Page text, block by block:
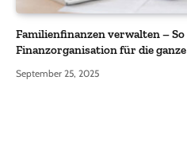
Familienfinanzen verwalten –
Finanzorganisation für die
September 25, 2025